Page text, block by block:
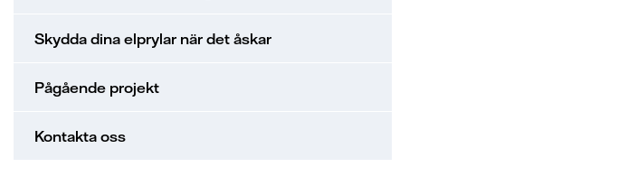
Skydda dina elprylar när det åskar
Pågående projekt
Kontakta oss